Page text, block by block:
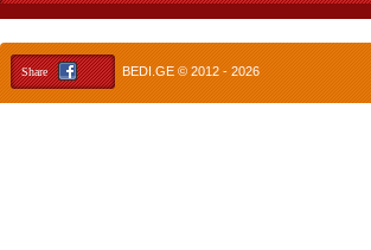
Share BEDI.GE © 2012 - 2026